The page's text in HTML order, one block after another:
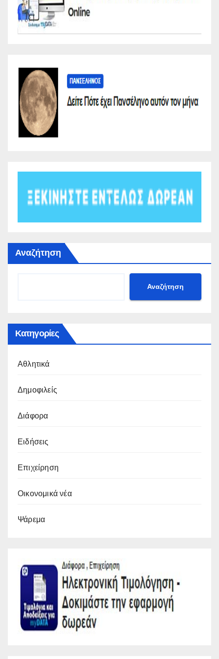
Αναζήτηση
Αναζήτηση
Κατηγορίες
Αθλητικά
Δημοφιλείς
Διάφορα
Ειδήσεις
Επιχείρηση
Οικονομικά νέα
Ψάρεμα